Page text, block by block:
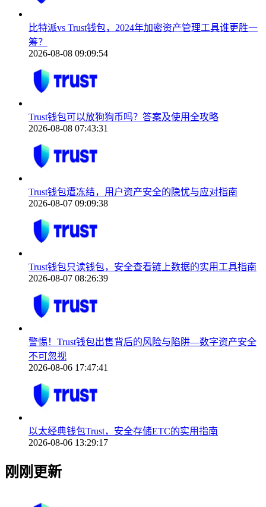
比特派vs Trust钱包，2024年加密资产管理工具谁更胜一
筹？
2026-08-08 09:09:54
Trust钱包可以放狗狗币吗？答案及使用全攻略
2026-08-08 07:43:31
Trust钱包遭冻结，用户资产安全的隐忧与应对指南
2026-08-07 09:09:38
Trust钱包只读钱包，安全查看链上数据的实用工具指南
2026-08-07 08:26:39
警惕！Trust钱包出售背后的风险与陷阱—数字资产安全
不可忽视
2026-08-06 17:47:41
以太经典钱包Trust，安全存储ETC的实用指南
2026-08-06 13:29:17
刚刚更新